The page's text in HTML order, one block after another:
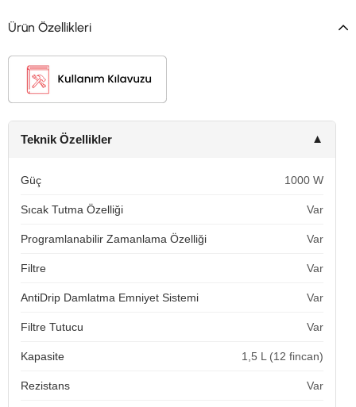
Ürün Özellikleri
Teknik Özellikler ▼
Güç 1000 W
Sıcak Tutma Özelliği Var
Programlanabilir Zamanlama Özelliği Var
Filtre Var
AntiDrip Damlatma Emniyet Sistemi Var
Filtre Tutucu Var
Kapasite 1,5 L (12 fincan)
Rezistans Var